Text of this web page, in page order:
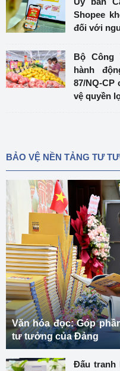
Shopee
đối với
Bộ Công
hành
87/NQ-CP
vệ quyền
BẢO VỆ NỀN TẢNG TƯ
Văn hóa đọc: Góp
tư tưởng của Đảng
Đấu tranh